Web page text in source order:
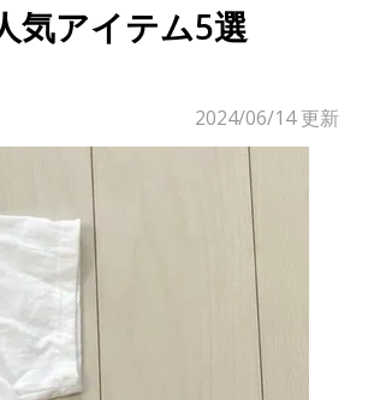
気アイテム5選
2024/06/14更新